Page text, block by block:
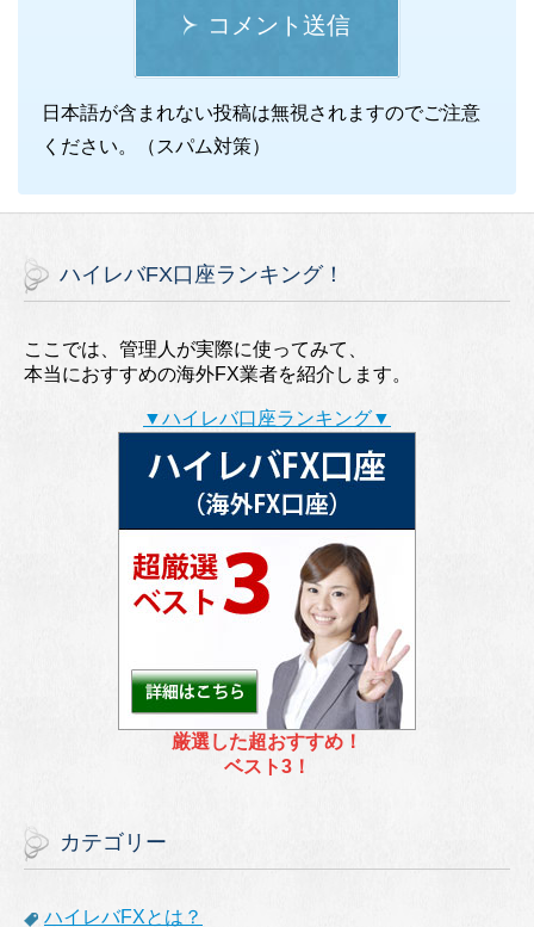
コメント送信
日本語が含まれない投稿は無視されますのでご注意
ください。（スパム対策）
ハイレバFX口座ランキング！
ここでは、管理人が実際に使ってみて、
本当におすすめの海外FX業者を紹介します。
▼ハイレバ口座ランキング▼
厳選した超おすすめ！
ベスト3！
カテゴリー
ハイレバFXとは？